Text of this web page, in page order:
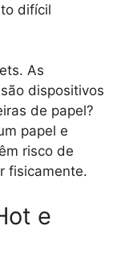
difícil
As
dispositivos
de papel?
papel e
risco de
fisicamente.
e